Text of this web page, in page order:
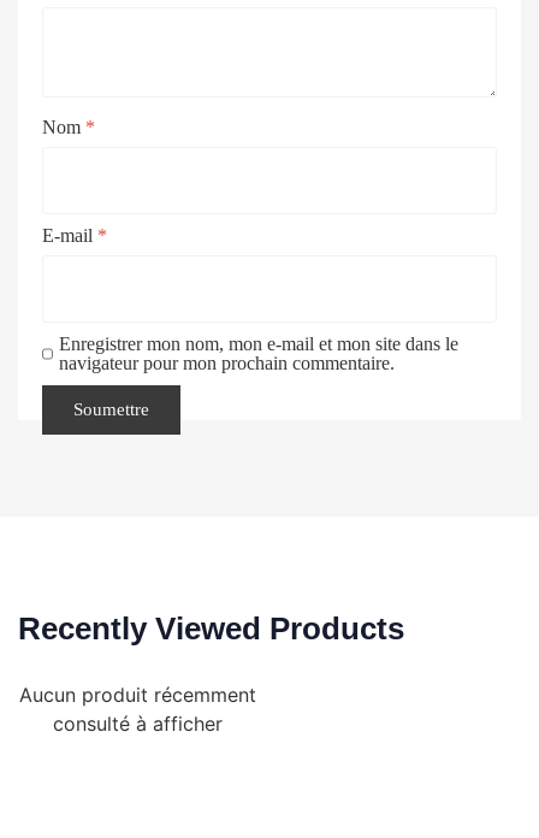
Nom *
E-mail *
Enregistrer mon nom, mon e-mail et mon site dans le
navigateur pour mon prochain commentaire.
Recently Viewed Products
Aucun produit récemment
consulté à afficher